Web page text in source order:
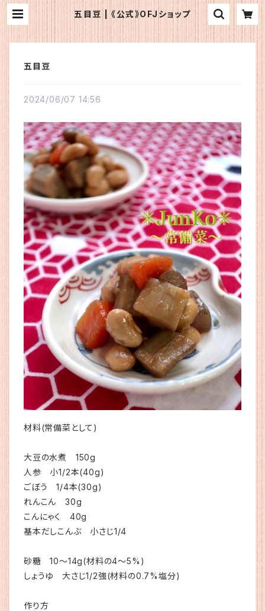
五目豆 | 《公式》OFJショップ
五目豆
2024/06/07 14:56
材料(常備菜として)
大豆の水煮 150g
人参 小1/2本(40g)
ごぼう 1/4本(30g)
れんこん 30g
こんにゃく 40g
基本だしこんぶ 小さじ1/4
砂糖 10〜14g(材料の4〜5%)
しょうゆ 大さじ1/2強(材料の0.7%塩分)
作り方